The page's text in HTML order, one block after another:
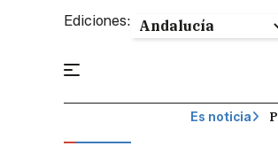
Ediciones:
Es noticia